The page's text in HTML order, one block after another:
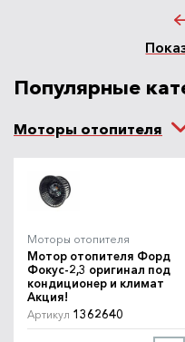
Популярные
Моторы отопителя
Моторы отопителя
Мотор отопителя Форд
Фокус-2,3 оригинал под
кондиционер и климат
Акция!
Артикул 1362640